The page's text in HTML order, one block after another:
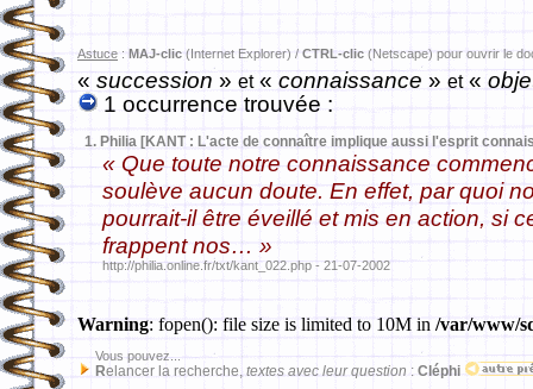
Astuce : MAJ-clic (Internet Explorer) / CTRL-clic (Netscape) pour ouvrir le
«succession » et« connaissance » et«
1 occurrence trouvée :
1. Philia [KANT : L'acte de connaître implique aussi l'esprit
« Que toute notre connaissance
soulève aucun doute. En effet, par quoi
pourrait-il être éveillé et mis en action, si
frappent nos… »
http://philia.online.fr/txt/kant_022.php - 21-07-2002
Warning: fopen(): file size is limited to 10M in /var/www/
Vous pouvez...
Relancer la recherche, textes avec leur question : Cléphi